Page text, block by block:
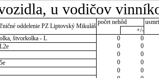
u vodičov
oddelenie PZ Liptovský Mikuláš
počet nehôd
+/-
štvorkolka - L
0
0
0
0
0
0
0
0
0
0